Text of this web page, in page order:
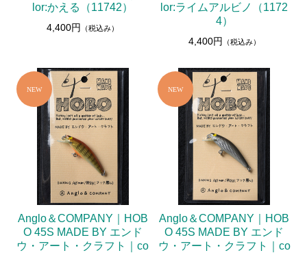
lor:かえる（11742）
4,400円 （税込み）
lor:ライムアルビノ（1172
4）
4,400円 （税込み）
Anglo＆COMPANY｜HOB
O 45S MADE BY エンド
ウ・アート・クラフト｜co
Anglo＆COMPANY｜HOB
O 45S MADE BY エンド
ウ・アート・クラフト｜co